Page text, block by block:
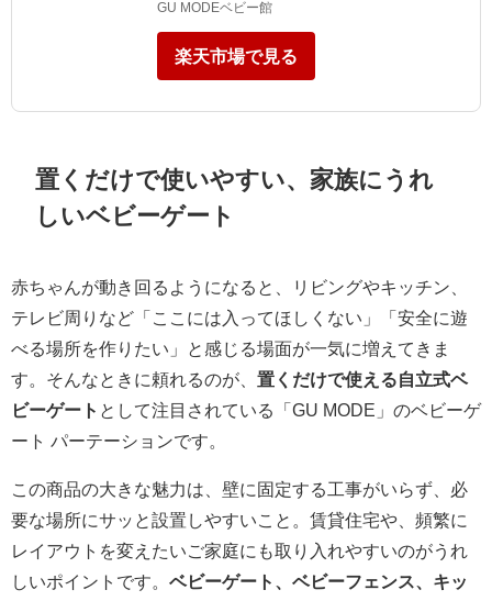
GU MODEベビー館
楽天市場で見る
置くだけで使いやすい、家族にうれ
しいベビーゲート
赤ちゃんが動き回るようになると、リビングやキッチン、
テレビ周りなど「ここには入ってほしくない」「安全に遊
べる場所を作りたい」と感じる場面が一気に増えてきま
す。そんなときに頼れるのが、 置くだけで使える自立式ベ
ビーゲート として注目されている「GU MODE」のベビーゲ
ート パーテーションです。
この商品の大きな魅力は、壁に固定する工事がいらず、必
要な場所にサッと設置しやすいこと。賃貸住宅や、頻繁に
レイアウトを変えたいご家庭にも取り入れやすいのがうれ
しいポイントです。 ベビーゲート、ベビーフェンス、キッ